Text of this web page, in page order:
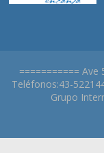
=========== Ave
Teléfonos:43-
Grupo